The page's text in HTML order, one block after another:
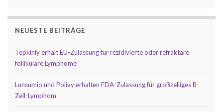
NEUESTE BEITRÄGE
Tepkinly erhält EU-Zulassung für rezidivierte oder refraktäre
follikuläre Lymphome
Lunsumio und Polivy erhalten FDA-Zulassung für großzelliges B-
Zell-Lymphom